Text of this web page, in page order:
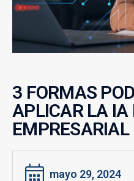
3 FORMAS
APLICAR LA IA
EMPRESARIAL
mayo 29, 2024